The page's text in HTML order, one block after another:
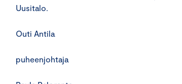
Uusitalo.
Outi Antila
puheenjohtaja